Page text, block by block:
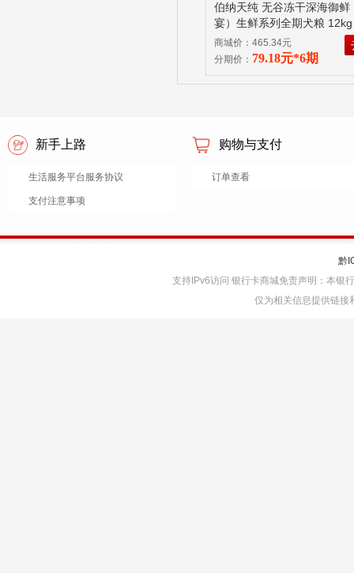
伯纳天纯 无谷冻干深海御鲜
宴）生鲜系列全期犬粮
商城价：465.34元
分期价： 79.18元*6期
新手上路
生活服务平台服务协议
支付注意事项
购物与支付
订单查看
黔
支持IPv6访问 银行卡商城免责声明：本银
仅为相关信息提供链接